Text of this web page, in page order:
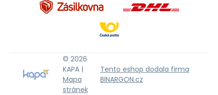
© 2026
KAPA |
Mapa
stránek
Tento eshop dodala firma
BINARGON.cz